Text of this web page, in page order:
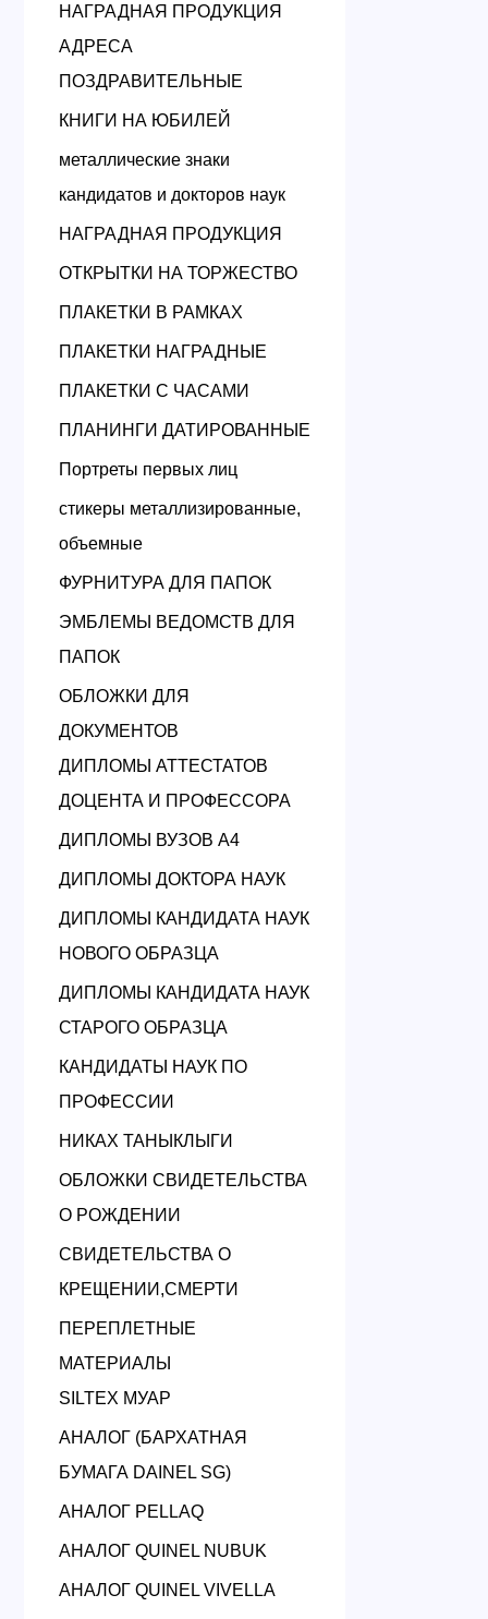
НАГРАДНАЯ ПРОДУКЦИЯ
АДРЕСА
ПОЗДРАВИТЕЛЬНЫЕ
КНИГИ НА ЮБИЛЕЙ
металлические знаки
кандидатов и докторов наук
НАГРАДНАЯ ПРОДУКЦИЯ
ОТКРЫТКИ НА ТОРЖЕСТВО
ПЛАКЕТКИ В РАМКАХ
ПЛАКЕТКИ НАГРАДНЫЕ
ПЛАКЕТКИ С ЧАСАМИ
ПЛАНИНГИ ДАТИРОВАННЫЕ
Портреты первых лиц
стикеры металлизированные,
объемные
ФУРНИТУРА ДЛЯ ПАПОК
ЭМБЛЕМЫ ВЕДОМСТВ ДЛЯ
ПАПОК
ОБЛОЖКИ ДЛЯ
ДОКУМЕНТОВ
ДИПЛОМЫ АТТЕСТАТОВ
ДОЦЕНТА И ПРОФЕССОРА
ДИПЛОМЫ ВУЗОВ А4
ДИПЛОМЫ ДОКТОРА НАУК
ДИПЛОМЫ КАНДИДАТА НАУК
НОВОГО ОБРАЗЦА
ДИПЛОМЫ КАНДИДАТА НАУК
СТАРОГО ОБРАЗЦА
КАНДИДАТЫ НАУК ПО
ПРОФЕССИИ
НИКАХ ТАНЫКЛЫГИ
ОБЛОЖКИ СВИДЕТЕЛЬСТВА
О РОЖДЕНИИ
СВИДЕТЕЛЬСТВА О
КРЕЩЕНИИ,СМЕРТИ
ПЕРЕПЛЕТНЫЕ
МАТЕРИАЛЫ
SILTEX МУАР
АНАЛОГ (БАРХАТНАЯ
БУМАГА DAINEL SG)
АНАЛОГ PELLAQ
АНАЛОГ QUINEL NUBUK
АНАЛОГ QUINEL VIVELLA